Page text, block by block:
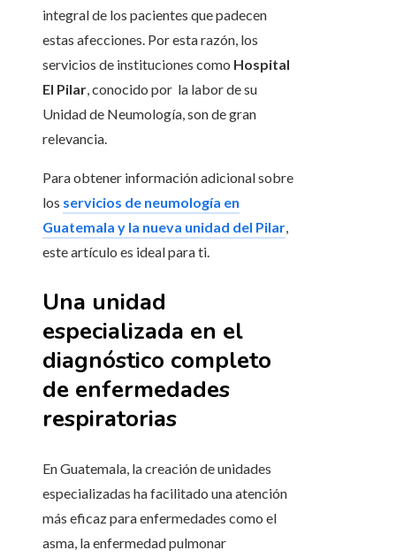
integral de los pacientes que padecen
estas afecciones. Por esta razón, los
servicios de instituciones como Hospital
El Pilar, conocido por la labor de su
Unidad de Neumología, son de gran
relevancia.
Para obtener información adicional sobre
los servicios de neumología en
Guatemala y la nueva unidad del Pilar,
este artículo es ideal para ti.
Una unidad
especializada en el
diagnóstico completo
de enfermedades
respiratorias
En Guatemala, la creación de unidades
especializadas ha facilitado una atención
más eficaz para enfermedades como el
asma, la enfermedad pulmonar